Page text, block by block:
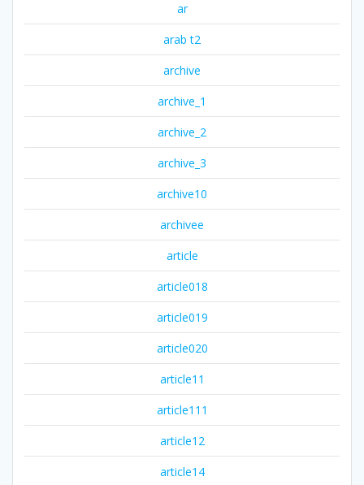
ar
arab t2
archive
archive_1
archive_2
archive_3
archive10
archivee
article
article018
article019
article020
article11
article111
article12
article14